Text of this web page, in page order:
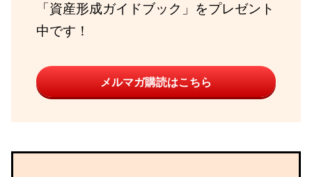
「資産形成ガイドブック」をプレゼント
中です！
メルマガ購読はこちら